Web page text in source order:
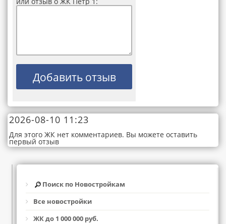
2026-08-10 11:23
Для этого ЖК нет комментариев. Вы можете оставить
первый отзыв
Поиск по Новостройкам
Все новостройки
ЖК до 1 000 000 руб.